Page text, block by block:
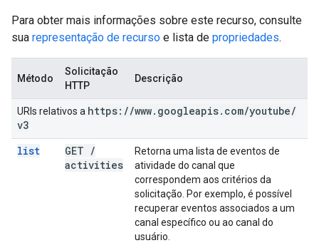
Para obter mais informações sobre este recurso, consulte
sua representação de recurso e lista de propriedades.
Método
Solicitação
HTTP
Descrição
URIs relativos a https: //www. googleapis. com/youtube/
v3
list
GET /
activities
Retorna uma lista de eventos de
atividade do canal que
correspondem aos critérios da
solicitação. Por exemplo, é possível
recuperar eventos associados a um
canal específico ou ao canal do
usuário.